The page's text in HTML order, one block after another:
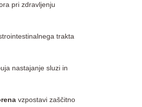
pri zdravljenju
trakta
nastajanje sluzi in
vzpostavi zaščitno